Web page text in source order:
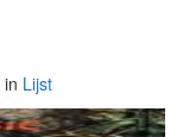
in Lijst